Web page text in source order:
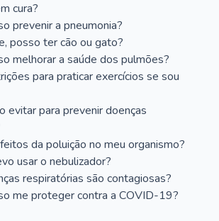
cura?
prevenir a pneumonia?
posso ter cão ou gato?
melhorar a saúde dos pulmões?
para praticar exercícios se sou
evitar para prevenir doenças
da poluição no meu organismo?
usar o nebulizador?
respiratórias são contagiosas?
me proteger contra a COVID-19?